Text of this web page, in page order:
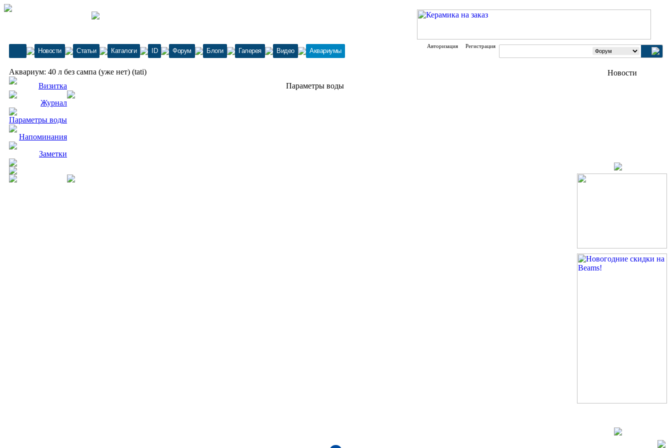
Новости Статьи Каталоги ID Форум Блоги Галерея Видео Аквариумы
Авторизация Регистрация
Аквариум: 40 л без сампа (уже нет) (tati)
Визитка
Журнал
Параметры воды
Напоминания
Заметки
Параметры воды